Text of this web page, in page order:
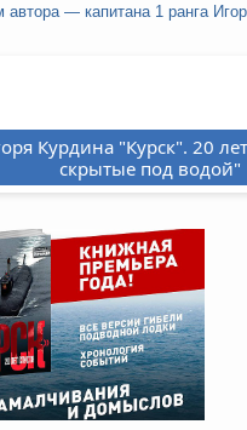
автора — капитана 1 ранга
Курдина "Курск". 20
скрытые под водой"